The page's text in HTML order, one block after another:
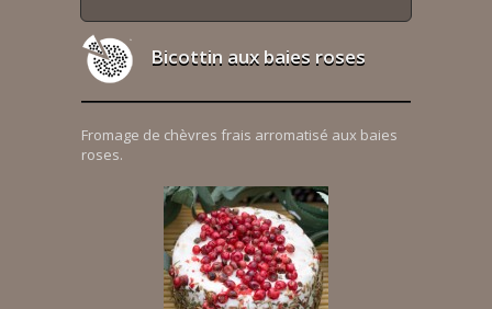
Bicottin aux baies roses
Fromage de chèvres frais arromatisé aux baies
roses.